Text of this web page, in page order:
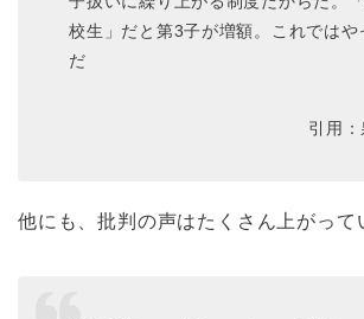
校生」だと第3子が増額。これではや
だ
引用
他にも、批判の声はたくさん上がって